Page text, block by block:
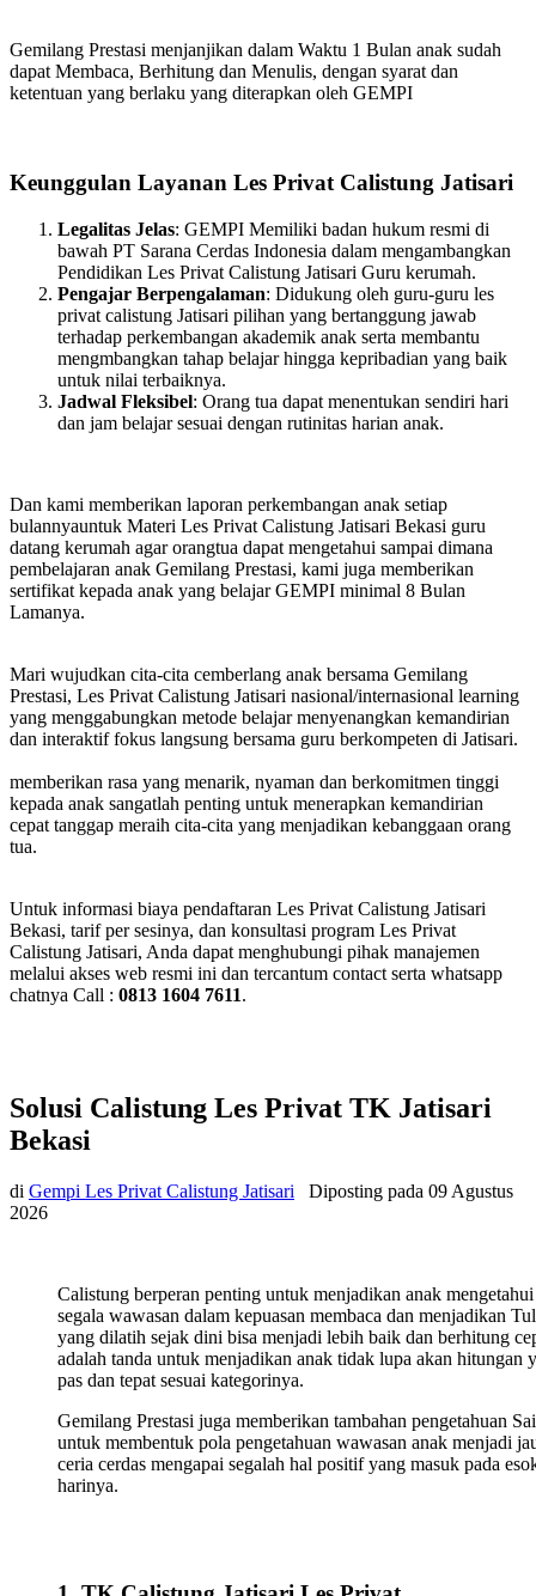
Gemilang Prestasi menjanjikan dalam Waktu 1 Bulan anak sudah
dapat Membaca, Berhitung dan Menulis, dengan syarat dan
ketentuan yang berlaku yang diterapkan oleh GEMPI
Keunggulan Layanan Les Privat Calistung Jatisari
Legalitas Jelas: GEMPI Memiliki badan hukum resmi di
bawah PT Sarana Cerdas Indonesia dalam mengambangkan
Pendidikan Les Privat Calistung Jatisari Guru kerumah.
Pengajar Berpengalaman: Didukung oleh guru-guru les
privat calistung Jatisari pilihan yang bertanggung jawab
terhadap perkembangan akademik anak serta membantu
mengmbangkan tahap belajar hingga kepribadian yang baik
untuk nilai terbaiknya.
Jadwal Fleksibel: Orang tua dapat menentukan sendiri hari
dan jam belajar sesuai dengan rutinitas harian anak.
Dan kami memberikan laporan perkembangan anak setiap
bulannyauntuk Materi Les Privat Calistung Jatisari Bekasi guru
datang kerumah agar orangtua dapat mengetahui sampai dimana
pembelajaran anak Gemilang Prestasi, kami juga memberikan
sertifikat kepada anak yang belajar GEMPI minimal 8 Bulan
Lamanya.
Mari wujudkan cita-cita cemberlang anak bersama Gemilang
Prestasi, Les Privat Calistung Jatisari nasional/internasional learning
yang menggabungkan metode belajar menyenangkan kemandirian
dan interaktif fokus langsung bersama guru berkompeten di Jatisari.
memberikan rasa yang menarik, nyaman dan berkomitmen tinggi
kepada anak sangatlah penting untuk menerapkan kemandirian
cepat tanggap meraih cita-cita yang menjadikan kebanggaan orang
tua.
Untuk informasi biaya pendaftaran Les Privat Calistung Jatisari
Bekasi, tarif per sesinya, dan konsultasi program Les Privat
Calistung Jatisari, Anda dapat menghubungi pihak manajemen
melalui akses web resmi ini dan tercantum contact serta whatsapp
chatnya Call : 0813 1604 7611.
Solusi Calistung Les Privat TK Jatisari
Bekasi
di Gempi Les Privat Calistung Jatisari Diposting pada 09 Agustus
2026
Calistung berperan penting untuk menjadikan anak mengetahui
segala wawasan dalam kepuasan membaca dan menjadikan
yang dilatih sejak dini bisa menjadi lebih baik dan berhitung
adalah tanda untuk menjadikan anak tidak lupa akan hitungan
pas dan tepat sesuai kategorinya.
Gemilang Prestasi juga memberikan tambahan pengetahuan
untuk membentuk pola pengetahuan wawasan anak menjadi
ceria cerdas mengapai segalah hal positif yang masuk pada
harinya.